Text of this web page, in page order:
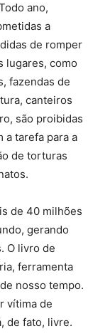
ano,
a
de romper
lugares, como
fazendas de
canteiros
são proibidas
a tarefa para a
de torturas
de 40 milhões
gerando
O livro de
ferramenta
nosso tempo.
vítima de
de fato, livre.